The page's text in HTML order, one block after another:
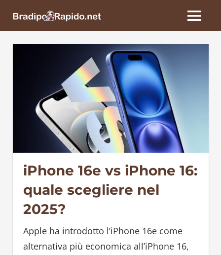
BradipoRapido.net
MENU
iPhone 16e vs iPhone 16:
quale scegliere nel
2025?
Apple ha introdotto l’iPhone 16e come
alternativa più economica all’iPhone 16,